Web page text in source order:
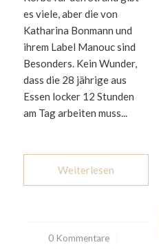
es viele, aber die von
Katharina Bonmann und
ihrem Label Manouc sind
Besonders. Kein Wunder,
dass die 28 jährige aus
Essen locker 12 Stunden
am Tag arbeiten muss...
Weiterlesen
0 Kommentare
/